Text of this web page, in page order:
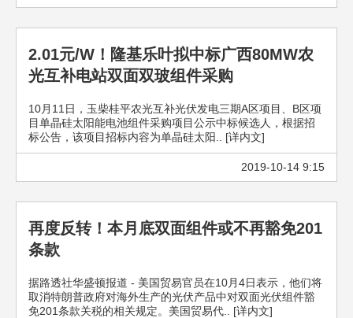
2.01元/W！隆基乐叶拟中标广西80MW农
光互补电站双面双玻组件采购
10月11日，玉柴桂平农光互补光伏发电三期A区项目、B区项
目单晶硅太阳能电池组件采购项目公示中标候选人，根据招
标公告，该项目招标内容为单晶硅太阳.. [详内文]
2019-10-14 9:15
再度反转！本月底双面组件或不再豁免201
条款
据路透社华盛顿报道 - 美国贸易官员在10月4日表示，他们将
取消特朗普政府对海外生产的光伏产品中对双面光伏组件豁
免201条款关税的相关规定。美国贸易代.. [详内文]